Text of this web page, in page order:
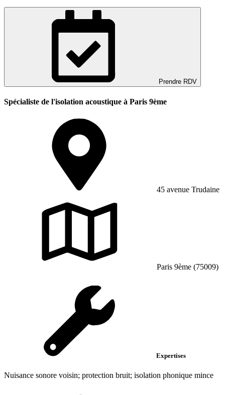
Prendre RDV
Spécialiste de l'isolation acoustique à Paris 9ème
45 avenue Trudaine
Paris 9ème (75009)
Expertises
Nuisance sonore voisin; protection bruit; isolation phonique mince